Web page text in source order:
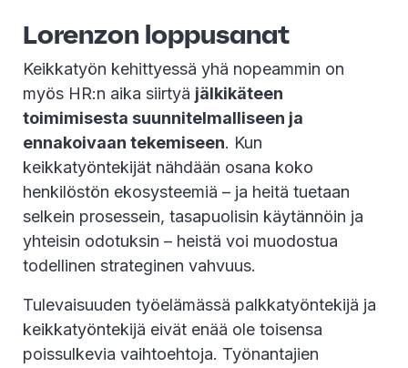
Lorenzon loppusanat
Keikkatyön kehittyessä yhä nopeammin on
myös HR:n aika siirtyä jälkikäteen
toimimisesta suunnitelmalliseen ja
ennakoivaan tekemiseen. Kun
keikkatyöntekijät nähdään osana koko
henkilöstön ekosysteemiä – ja heitä tuetaan
selkein prosessein, tasapuolisin käytännöin ja
yhteisin odotuksin – heistä voi muodostua
todellinen strateginen vahvuus.
Tulevaisuuden työelämässä palkkatyöntekijä ja
keikkatyöntekijä eivät enää ole toisensa
poissulkevia vaihtoehtoja. Työnantajien